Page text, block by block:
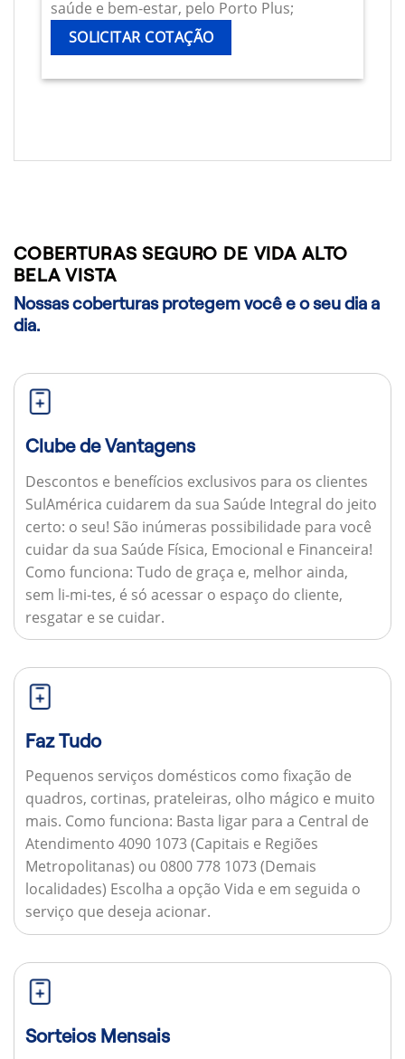
saúde e bem-estar, pelo Porto Plus;
SOLICITAR COTAÇÃO
COBERTURAS SEGURO DE VIDA ALTO
BELA VISTA
Nossas coberturas protegem você e o seu dia a
dia.
Clube de Vantagens
Descontos e benefícios exclusivos para os clientes
SulAmérica cuidarem da sua Saúde Integral do jeito
certo: o seu! São inúmeras possibilidade para você
cuidar da sua Saúde Física, Emocional e Financeira!
Como funciona: Tudo de graça e, melhor ainda,
sem li-mi-tes, é só acessar o espaço do cliente,
resgatar e se cuidar.
Faz Tudo
Pequenos serviços domésticos como fixação de
quadros, cortinas, prateleiras, olho mágico e muito
mais. Como funciona: Basta ligar para a Central de
Atendimento 4090 1073 (Capitais e Regiões
Metropolitanas) ou 0800 778 1073 (Demais
localidades) Escolha a opção Vida e em seguida o
serviço que deseja acionar.
Sorteios Mensais